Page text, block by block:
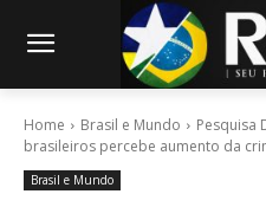
Home Brasil e Mundo
Pesquisa
brasileiros percebe aumento da
Brasil e Mundo